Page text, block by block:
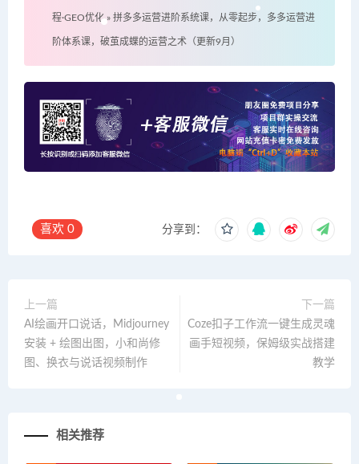
程·GEO优化» 拼多多运营进阶系统课，从零起步，多多运营进
阶体系课，破茧成蝶的运营之术（更新9月）
喜欢 0 分享到：
上一篇
AI绘画开口说话，Midjourney
安装 + 绘图出图，小和尚修
图、换衣与说话视频制作
下一篇
Coze扣子工作流一键生成灵魂
画手短视频，保姆级实战搭建
教学
相关推荐